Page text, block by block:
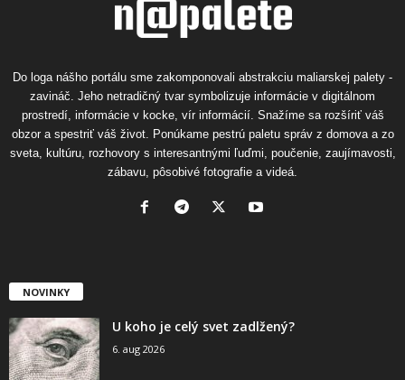
Do loga nášho portálu sme zakomponovali abstrakciu maliarskej palety -
zavináč. Jeho netradičný tvar symbolizuje informácie v digitálnom
prostredí, informácie v kocke, vír informácií. Snažíme sa rozšíriť váš
obzor a spestriť váš život. Ponúkame pestrú paletu správ z domova a zo
sveta, kultúru, rozhovory s interesantnými ľuďmi, poučenie, zaujímavosti,
zábavu, pôsobivé fotografie a videá.
NOVINKY
U koho je celý svet zadlžený?
6. aug 2026